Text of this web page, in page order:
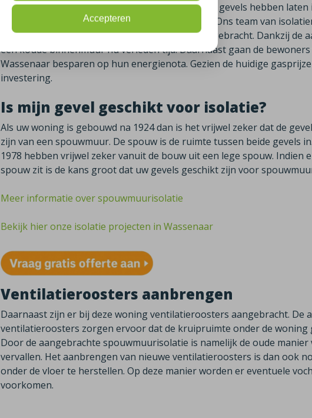
de bewoners van deze woning in Wassenaar hun gevels hebben
van Knauf Supafil zijn zij verzekerd van kwaliteit. Ons team van
isolatie volgens de laatste KOMO-richtlijnen aangebracht. Dankzij de
een koude binnenmuur nu verleden tijd. Daarnaast gaan de
Wassenaar besparen op hun energienota. Gezien de huidige
investering.
Is mijn gevel geschikt voor isolatie?
Als uw woning is gebouwd na 1924 dan is het vrijwel zeker dat de
zijn van een spouwmuur. De spouw is de ruimte tussen beide gevels
1978 hebben vrijwel zeker vanuit de bouw uit een lege spouw. Indien
spouw zit is de kans groot dat uw gevels geschikt zijn voor
Meer informatie over spouwmuurisolatie
Bekijk hier onze isolatie projecten in Wassenaar
Ventilatieroosters aanbrengen
Daarnaast zijn er bij deze woning ventilatieroosters aangebracht. De
ventilatieroosters zorgen ervoor dat de kruipruimte onder de woning
Door de aangebrachte spouwmuurisolatie is namelijk de oude
vervallen. Het aanbrengen van nieuwe ventilatieroosters is dan ook
onder de vloer te herstellen. Op deze manier worden er eventuele
voorkomen.
Accepteren